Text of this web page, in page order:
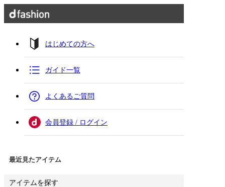
はじめての方へ
ガイド一覧
よくあるご質問
会員登録 / ログイン
最近見たアイテム
アイテムを探す